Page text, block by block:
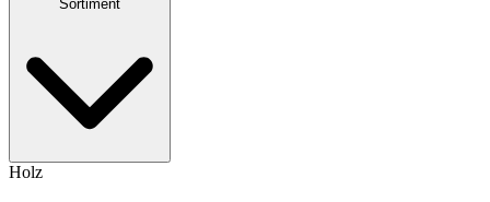
Sortiment
Holz